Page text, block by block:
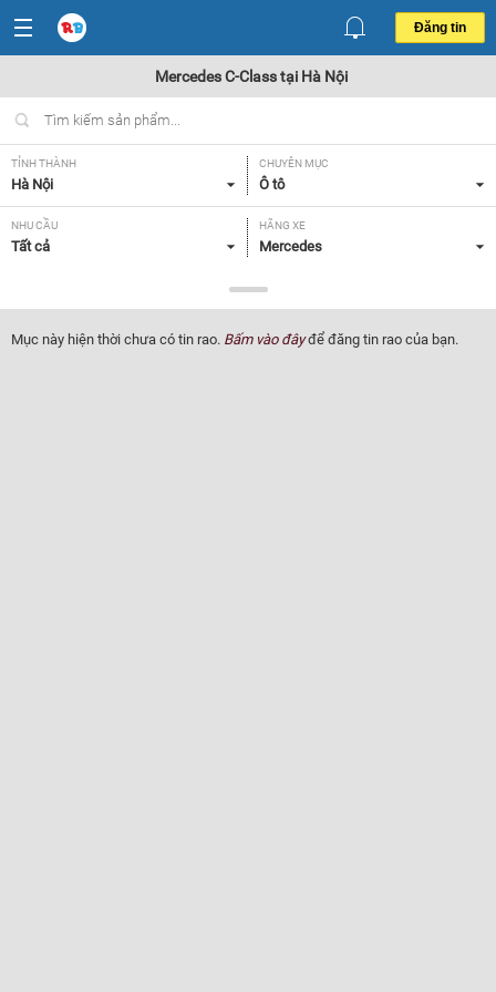
Đăng tin
Mercedes C-Class tại Hà Nội
TỈNH THÀNH
Hà Nội
CHUYÊN MỤC
Ô tô
NHU CẦU
Tất cả
HÃNG XE
Mercedes
C-Class
NĂM SẢN XUẤT
Tất cả
GIÁ XE XUẤT XỨ
Mục này hiện thời chưa có tin rao. Bấm vào đâyđể đăng tin rao của bạn.